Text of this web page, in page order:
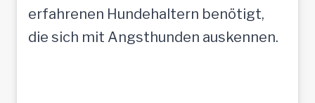
erfahrenen Hundehaltern benötigt,
die sich mit Angsthunden auskennen.